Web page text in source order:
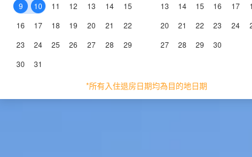
9
10 11 12 13 14
15
16
17 18 19 20 21
22
23
24 25 26 27 28
29
30
31
13
14 15 16 17
20
21 22 23 24
27
28 29 30
*所有入住退房日期均為目的地日期